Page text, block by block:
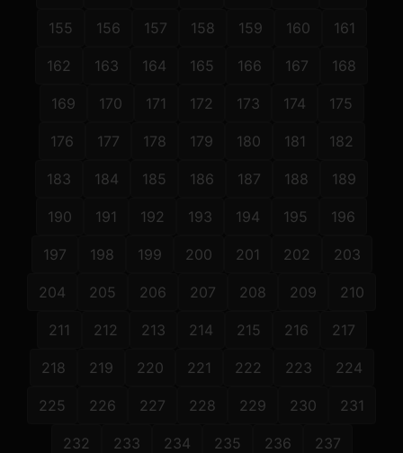
155 156 157 158 159 160 161
162 163 164 165 166 167 168
169 170 171 172 173 174 175
176 177 178 179 180 181 182
183 184 185 186 187 188 189
190 191 192 193 194 195 196
197 198 199 200 201 202 203
204 205 206 207 208 209 210
211 212 213 214 215 216 217
218 219 220 221 222 223 224
225 226 227 228 229 230 231
232 233 234 235 236 237